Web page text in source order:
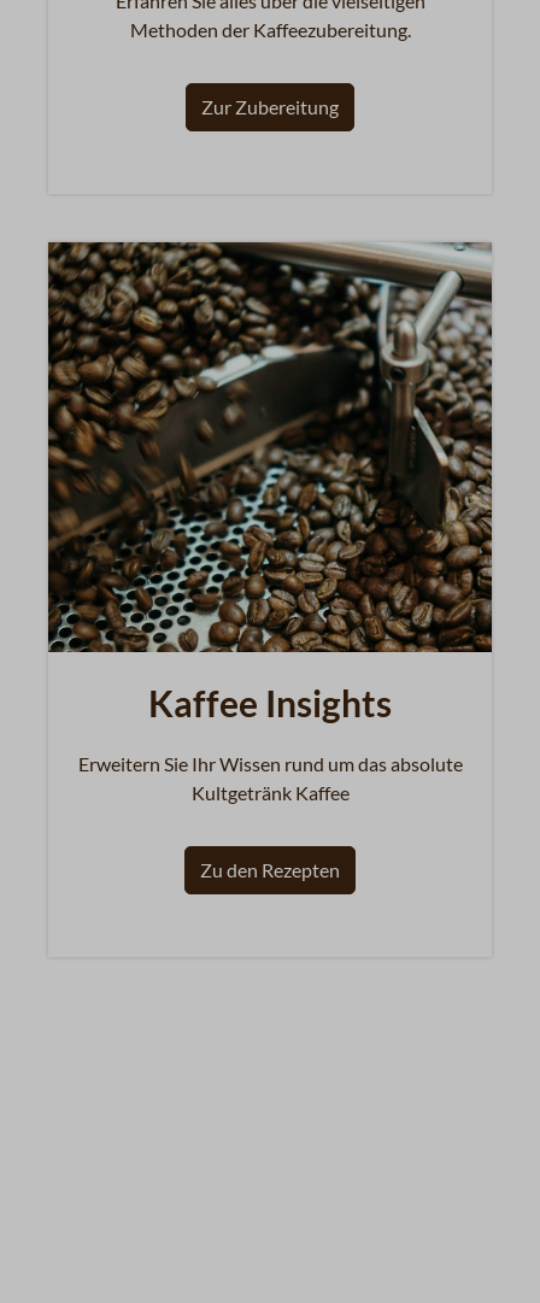
Methoden der Kaffeezubereitung.
Zur Zubereitung
Kaffee Insights
Erweitern Sie Ihr Wissen rund um das absolute
Kultgetränk Kaffee
Zu den Rezepten